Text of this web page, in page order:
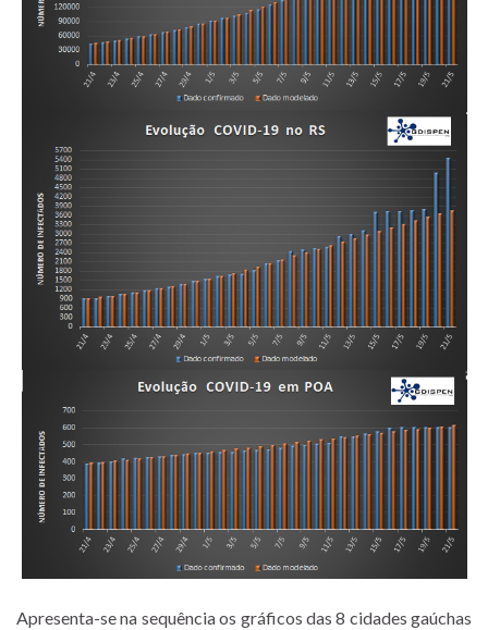
Apresenta-se na sequência os gráficos das 8 cidades gaúchas